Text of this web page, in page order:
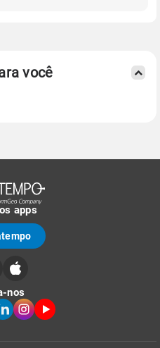
você
apps
nos